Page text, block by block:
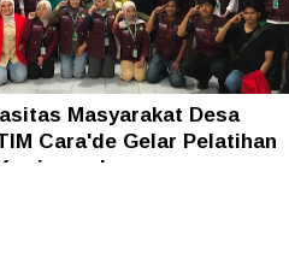
Masyarakat Desa
Cara'de Gelar Pelatihan